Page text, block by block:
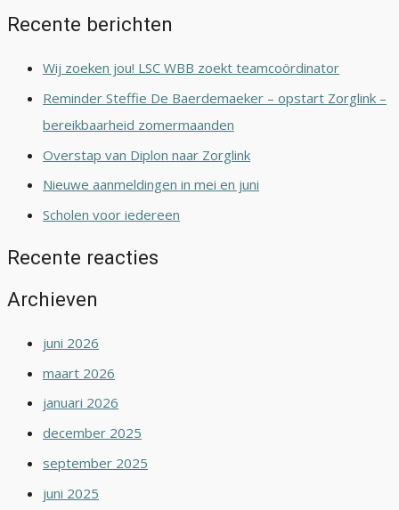
Recente berichten
Wij zoeken jou! LSC WBB zoekt teamcoördinator
Reminder Steffie De Baerdemaeker – opstart Zorglink –
bereikbaarheid zomermaanden
Overstap van Diplon naar Zorglink
Nieuwe aanmeldingen in mei en juni
Scholen voor iedereen
Recente reacties
Archieven
juni 2026
maart 2026
januari 2026
december 2025
september 2025
juni 2025